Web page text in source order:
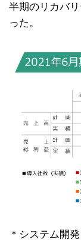
半期のリカバ
った。
＊システム開発